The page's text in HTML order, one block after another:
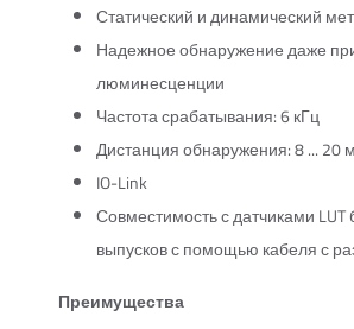
Статический и динамический
Надежное обнаружение даже
люминесценции
Частота срабатывания: 6 кГц
Дистанция обнаружения: 8 ... 20
IO-Link
Совместимость с датчиками
выпусков с помощью кабеля с
Преимущества